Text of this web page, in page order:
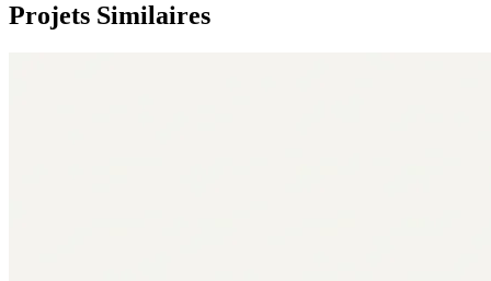
Projets Similaires